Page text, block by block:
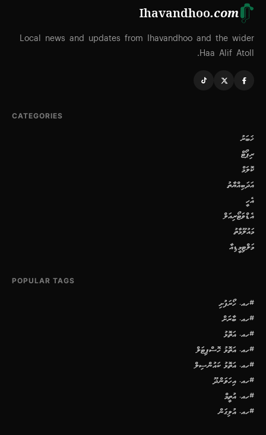
Ihavandhoo.com
Local news and updates from Ihavandhoo and the wider
Haa Alif Atoll.
CATEGORIES
ޚަބަރު
ރިޕޯޓް
ކޮލަމް
އަދަބިއްޔާތު
އެހީ
އެޑްވަޓޯރިއަލް
މައުލޫމާތު
މަލްޓިމީޑިއާ
POPULAR TAGS
#ހއ. ހޯރަފުށި
#ހއ. ބާރަށް
#ހއ. އަތޮޅު
#ހއ. އަތޮޅު ހޮސްޕިޓަލް
#ހއ. އަތޮޅު ކައުންސިލް
#ހއ. އިހަވަންދޫ
#ހއ. އުތީމް
#ހއ. އުލިގަން